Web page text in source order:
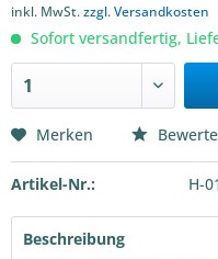
inkl. MwSt.zzgl. Versandkosten
Sofort versandfertig,
Merken
Artikel-Nr.: H-
Beschreibung